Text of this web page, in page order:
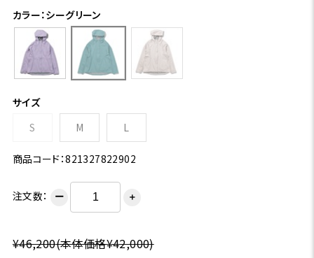
カラー：シーグリーン
サイズ
S
M L
商品コード：821327822902
注文数： ー ＋
¥46,200(本体価格¥42,000)